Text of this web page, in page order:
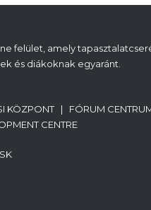
felület, amely
és diákoknak egyaránt.
KÖZPONT | FÓRUM
CENTRE